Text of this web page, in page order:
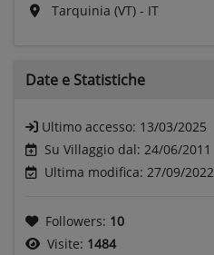
Tarquinia (VT) - IT
Date e Statistiche
Ultimo accesso: 13/03/2025
Su Villaggio dal: 24/06/2011
Ultima modifica: 27/09/2022
Followers: 10
Visite: 1484